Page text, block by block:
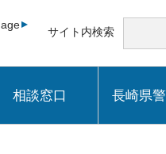
サイト内検索
相談窓口 長崎県